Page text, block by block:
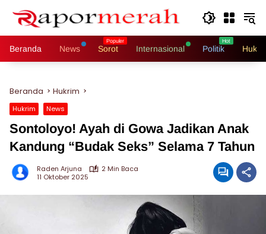
Beranda News Sorot Internasional Politik
Beranda Hukrim
Hukrim News
Sontoloyo! Ayah di Gowa Jadikan Anak
Kandung “Budak Seks” Selama 7 Tahun
Raden Arjuna
2 Min Baca
11 Oktober 2025